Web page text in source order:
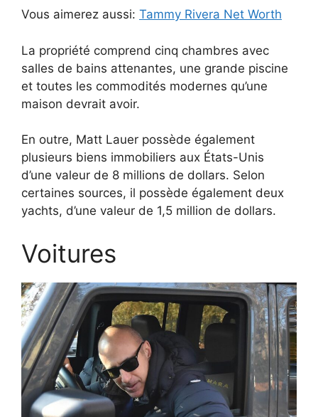
Vous aimerez aussi: Tammy Rivera Net Worth
La propriété comprend cinq chambres avec
salles de bains attenantes, une grande piscine
et toutes les commodités modernes qu’une
maison devrait avoir.
En outre, Matt Lauer possède également
plusieurs biens immobiliers aux États-Unis
d’une valeur de 8 millions de dollars. Selon
certaines sources, il possède également deux
yachts, d’une valeur de 1,5 million de dollars.
Voitures